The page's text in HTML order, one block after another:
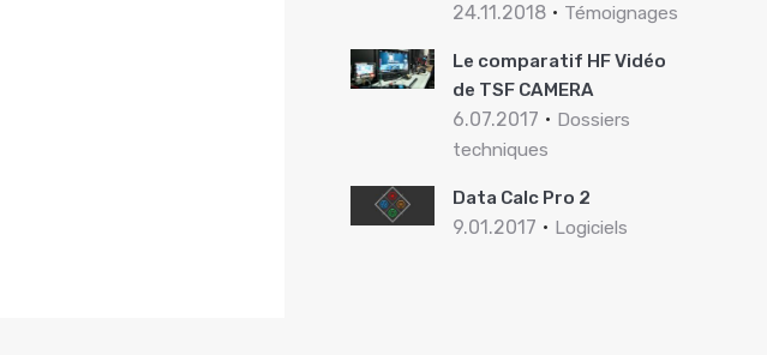
24.11.2018 Témoignages
Le comparatif HF Vidéo
de TSF CAMERA
6.07.2017
Dossiers
techniques
Data Calc Pro 2
9.01.2017 Logiciels